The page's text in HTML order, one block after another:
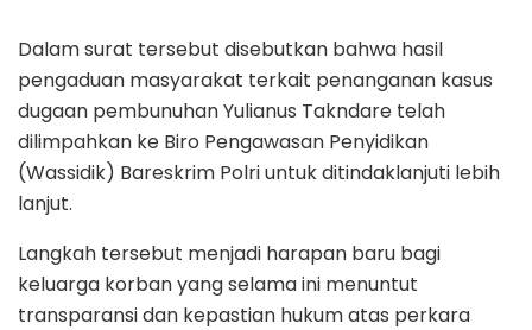
Dalam surat tersebut disebutkan bahwa hasil
pengaduan masyarakat terkait penanganan kasus
dugaan pembunuhan Yulianus Takndare telah
dilimpahkan ke Biro Pengawasan Penyidikan
(Wassidik) Bareskrim Polri untuk ditindaklanjuti lebih
lanjut.
Langkah tersebut menjadi harapan baru bagi
keluarga korban yang selama ini menuntut
transparansi dan kepastian hukum atas perkara